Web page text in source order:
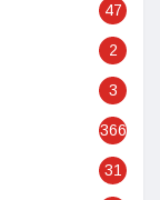
47
2
3
366
31